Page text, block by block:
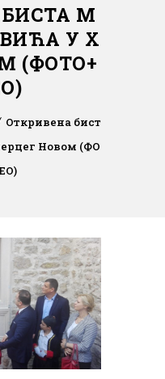
М
У Х
(ФОТО+
Откривена бист
Новом (ФО